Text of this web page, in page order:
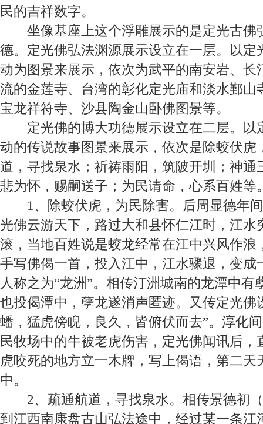
民的吉祥数字。
坐像基座上这个浮雕展示的是定光古佛
德。定光佛弘法渊源展示设立在一层。以定
动为图景来展示，依次为武平的南安岩、长
流的金莲寺、台湾的彰化定光庙和淡水鄞山
宝龙祥符寺、沙县陶金山卧佛图景等。
定光佛的博大功德展示设立在二层。以
动的传说故事图景来展示，依次是除蛟伏虎
道，寻找泉水；祈祷雨阳，筑陂开圳；神通
悲为怀，赐嗣送子；为民请命，心系百姓等
1 、除蛟伏虎，为民除害。
后周显德年
光佛云游天下，路过大和县怀仁江时，江水
滚，当地百姓说是蛟龙经常在江中兴风作浪
手写佛偈一首，投入江中，江水骤退，变成
人称之为“龙洲”。相传汀洲城南的龙潭中有
也投偈潭中，孽龙遂消声匿迹。又传定光佛
蟠，猛虎傍睨，良久，皆俯伏而去”。淳化
民牧场中的牛被老虎伤害，定光佛闻讯后，
虎咬死的地方立一木牌，写上偈语，第二天
中。
2、疏通航道，寻找泉水。 相传景德初（
到江西南康盘古山弘法途中，经过某一条江